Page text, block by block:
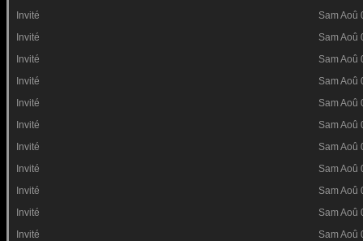
Invité
Sam Aoû
Invité
Sam Aoû
Invité
Sam Aoû
Invité
Sam Aoû
Invité
Sam Aoû
Invité
Sam Aoû
Invité
Sam Aoû
Invité
Sam Aoû
Invité
Sam Aoû
Invité
Sam Aoû
Invité
Sam Aoû